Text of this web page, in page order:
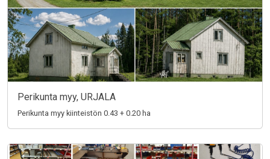
Perikunta myy, URJALA
Perikunta myy kiinteistön 0.43 + 0.20 ha